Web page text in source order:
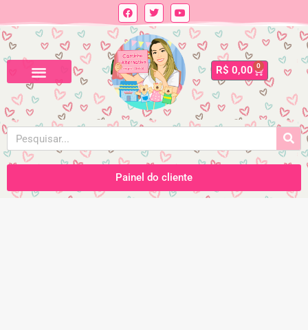
R$ 0,00 0
Painel do cliente